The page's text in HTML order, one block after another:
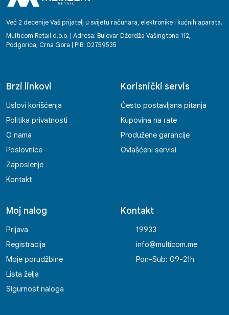
Već 2 decenije Vaš prijatelj u svijetu računara, elektronike i kućnih aparata.
Multicom Retail d.o.o. | Adresa: Bulevar Džordža Vašingtona 112,
Podgorica, Crna Gora | PIB: 02759535
Brzi linkovi
Uslovi korišćenja
Politika privatnosti
O nama
Poslovnice
Zaposlenje
Kontakt
Korisnički servis
Često postavljana pitanja
Kupovina na rate
Produžene garancije
Ovlašćeni servisi
Moj nalog
Prijava
Registracija
Moje porudžbine
Lista želja
Sigurnost naloga
Kontakt
19933
info@multicom.me
Pon-Sub: 09-21h